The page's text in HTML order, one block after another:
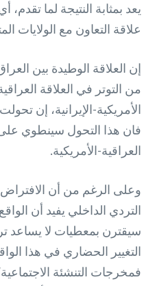
يعد بمثابة النتيجة لما
علاقة التعاون مع الولايات
إن العلاقة الوطيدة بين
من التوتر في العلاقة
الأمريكية-الإيرانية، إن
فان هذا التحول سينطوي
العراقية-الأمريكية.
وعلى الرغم من أن
سيقترن بمعطيات لا يساعد
التغيير الحضاري في هذا
فمخرجات التنشئة